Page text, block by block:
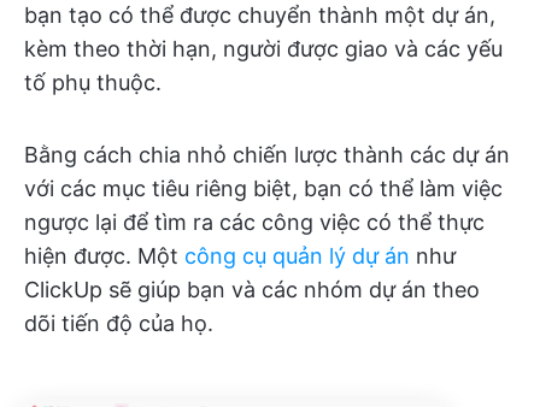
bạn tạo có thể được chuyển thành một dự án,
kèm theo thời hạn, người được giao và các yếu
tố phụ thuộc.
Bằng cách chia nhỏ chiến lược thành các dự án
với các mục tiêu riêng biệt, bạn có thể làm việc
ngược lại để tìm ra các công việc có thể thực
hiện được. Một công cụ quản lý dự án như
ClickUp sẽ giúp bạn và các nhóm dự án theo
dõi tiến độ của họ.